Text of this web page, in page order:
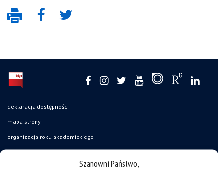
Szanowni Państwo,
deklaracja dostępności
mapa strony
organizacja roku akademickiego
USOSweb